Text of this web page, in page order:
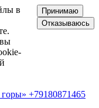
в
Принимаю
Отказываюсь
+79180871465